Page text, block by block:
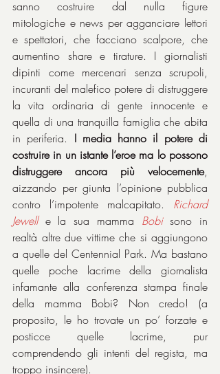
sanno costruire dal nulla figure
mitologiche e news per agganciare lettori
e spettatori, che facciano scalpore, che
aumentino share e tirature. I giornalisti
dipinti come mercenari senza scrupoli,
incuranti del malefico potere di distruggere
la vita ordinaria di gente innocente e
quella di una tranquilla famiglia che abita
in periferia. I media hanno il potere di
costruire in un istante l’eroe ma lo possono
distruggere ancora più velocemente,
aizzando per giunta l’opinione pubblica
contro l’impotente malcapitato. Richard
Jewell e la sua mamma Bobi sono in
realtà altre due vittime che si aggiungono
a quelle del Centennial Park. Ma bastano
quelle poche lacrime della giornalista
infamante alla conferenza stampa finale
della mamma Bobi? Non credo! (a
proposito, le ho trovate un po’ forzate e
posticce quelle lacrime, pur
comprendendo gli intenti del regista, ma
troppo insincere).